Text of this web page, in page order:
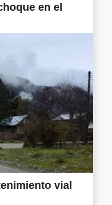
en el
vial